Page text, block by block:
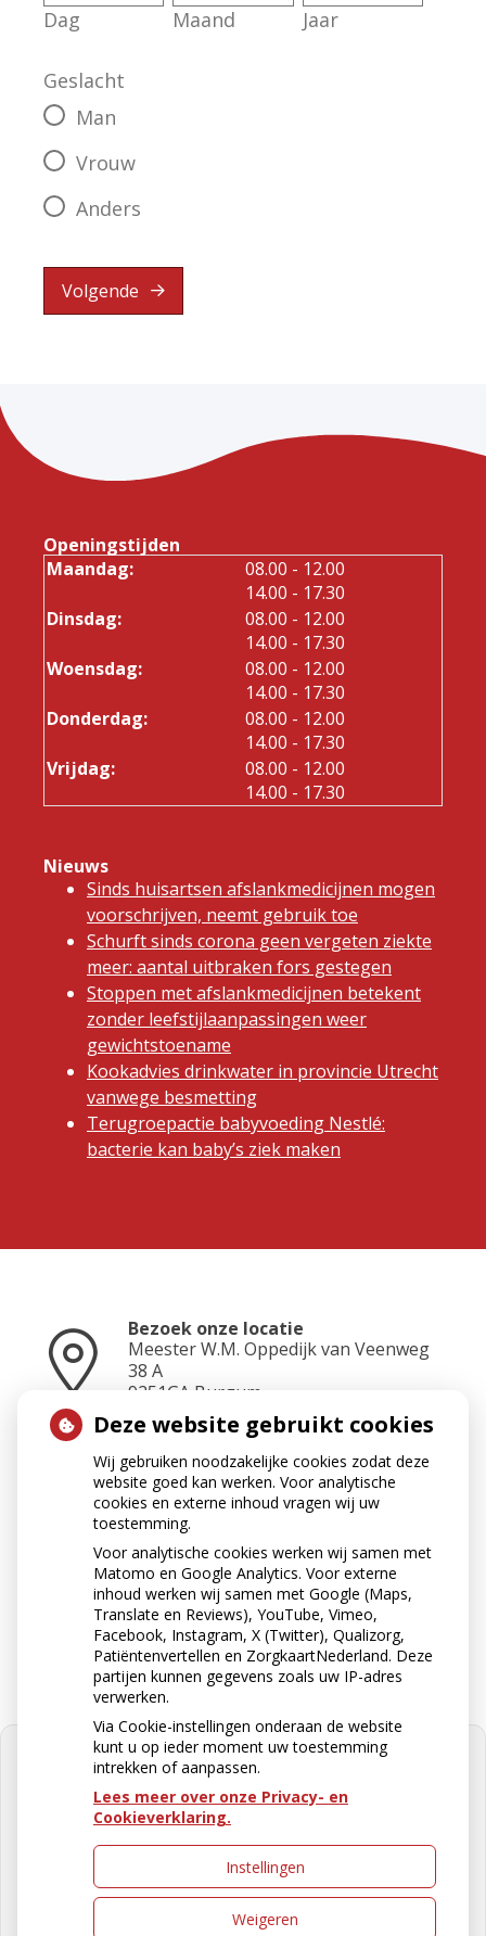
Dag Maand Jaar
Geslacht
Man
Vrouw
Anders
Volgende
Openingstijden
Maandag:
08.00 tot
- 12.00
14.00 tot
- 17.30
Dinsdag:
08.00 tot
- 12.00
14.00 tot
- 17.30
Woensdag:
08.00 tot
- 12.00
14.00 tot
- 17.30
Donderdag:
08.00 tot
- 12.00
14.00 tot
- 17.30
Vrijdag:
08.00 tot
- 12.00
14.00 tot
- 17.30
Nieuws
Sinds huisartsen afslankmedicijnen mogen
voorschrijven, neemt gebruik toe
Schurft sinds corona geen vergeten ziekte
meer: aantal uitbraken fors gestegen
Stoppen met afslankmedicijnen betekent
zonder leefstijlaanpassingen weer
gewichtstoename
Kookadvies drinkwater in provincie Utrecht
vanwege besmetting
Terugroepactie babyvoeding Nestlé:
bacterie kan baby’s ziek maken
Bezoek onze locatie
Meester W.M. Oppedijk van Veenweg
38 A
9251GA Burgum
Neem contact op
0511-462500
Stuur ons een e-mail
apotheekburgum@ezorg.nl
U heeft geen toestemming gegeven
voorexterne inhouddie nodig is om
dit te zien.
Cookie-instellingen wijzigen
Deze website gebruikt cookies
Wij gebruiken noodzakelijke cookies zodat deze
website goed kan werken. Voor analytische
cookies en externe inhoud vragen wij uw
toestemming.
Voor analytische cookies werken wij samen met
Matomo en Google Analytics. Voor externe
inhoud werken wij samen met Google (Maps,
Translate en Reviews), YouTube, Vimeo,
Facebook, Instagram, X (Twitter), Qualizorg,
Patiëntenvertellen en ZorgkaartNederland. Deze
partijen kunnen gegevens zoals uw IP-adres
verwerken.
Via Cookie-instellingen onderaan de website
kunt u op ieder moment uw toestemming
intrekken of aanpassen.
Lees meer over onze Privacy- en
Cookieverklaring.
Instellingen
Weigeren